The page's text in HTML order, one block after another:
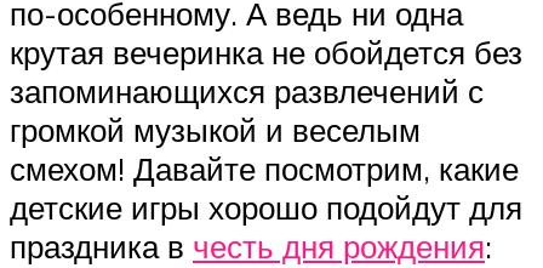
по-особенному. А ведь ни одна
крутая вечеринка не обойдется без
запоминающихся развлечений с
громкой музыкой и веселым
смехом! Давайте посмотрим, какие
детские игры хорошо подойдут для
праздника в честь дня рождения: